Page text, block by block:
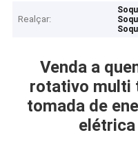
Realçar:
Venda a
rotativo multi
tomada de
elétrica